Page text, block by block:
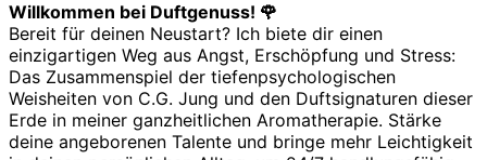
Willkommen bei Duftgenuss! 🌹
Bereit für deinen Neustart? Ich biete dir einen
einzigartigen Weg aus Angst, Erschöpfung und Stress:
Das Zusammenspiel der tiefenpsychologischen
Weisheiten von C.G. Jung und den Duftsignaturen dieser
Erde in meiner ganzheitlichen Aromatherapie. Stärke
deine angeborenen Talente und bringe mehr Leichtigkeit